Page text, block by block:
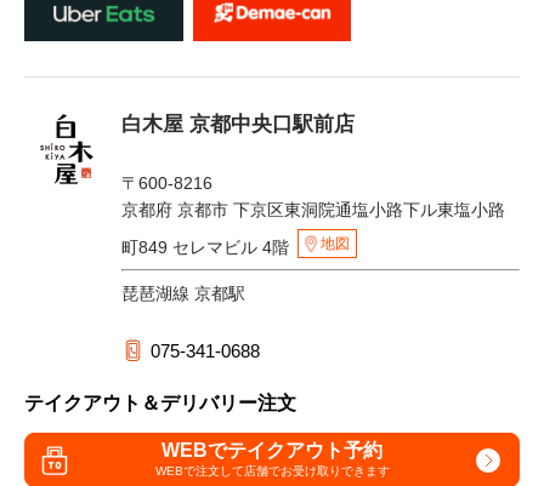
白木屋 京都中央口駅前店
〒600-8216
京都府 京都市 下京区東洞院通塩小路下ル東塩小路
町849 セレマビル 4階
地図
琵琶湖線 京都駅
075-341-0688
テイクアウト＆デリバリー注文
WEBでテイクアウト予約
WEBで注文して店舗でお受け取りできます